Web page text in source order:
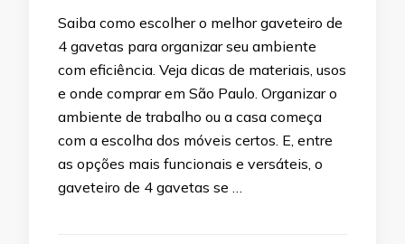
Saiba como escolher o melhor gaveteiro de
4 gavetas para organizar seu ambiente
com eficiência. Veja dicas de materiais, usos
e onde comprar em São Paulo. Organizar o
ambiente de trabalho ou a casa começa
com a escolha dos móveis certos. E, entre
as opções mais funcionais e versáteis, o
gaveteiro de 4 gavetas se …